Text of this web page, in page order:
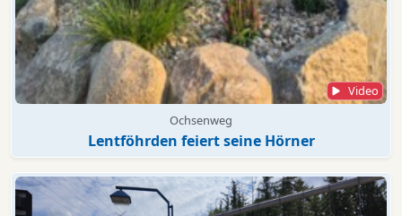
Video
Ochsenweg
Lentföhrden feiert seine Hörner